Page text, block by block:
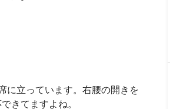
に立っています。右腰の開きを
きてますよね。